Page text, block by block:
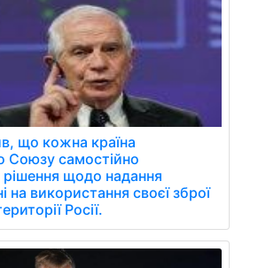
що кожна країна
Союзу самостійно
щодо надання
на використання своєї зброї
Росії.